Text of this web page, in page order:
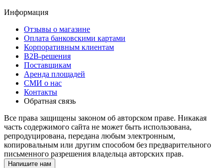
Информация
Отзывы о магазине
Оплата банковскими картами
Корпоративным клиентам
B2B-решения
Поставщикам
Аренда площадей
СМИ о нас
Контакты
Обратная связь
Все права защищены законом об авторском праве. Никакая
часть содержимого сайта не может быть использована,
репродуцирована, передана любым электронным,
копировальным или другим способом без предварительного
письменного разрешения владельца авторских прав.
Напишите нам